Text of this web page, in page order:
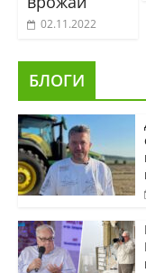
02.11.2022
БЛОГИ